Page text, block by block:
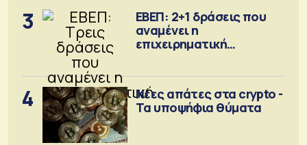
3
ΕΒΕΠ: 2+1 δράσεις που
αναμένει η
επιχειρηματική
4
Νέες απάτες στα crypto -
Τα υποψήφια θύματα